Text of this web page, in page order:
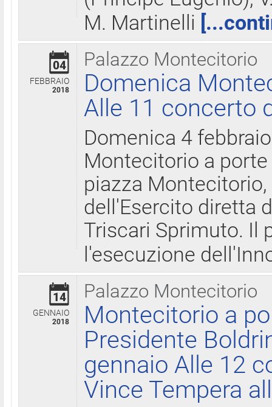
M. Martinelli
Palazzo Montecitorio
04
FEBBRAIO
2018
Domenica
Alle 11 concerto
Domenica 4
Montecitorio a
piazza
dell'Esercito diretta
Triscari Sprimuto. Il
l'esecuzione
Palazzo Montecitorio
14
GENNAIO
2018
Montecitorio a
Presidente
gennaio Alle 12
Vince Tempera